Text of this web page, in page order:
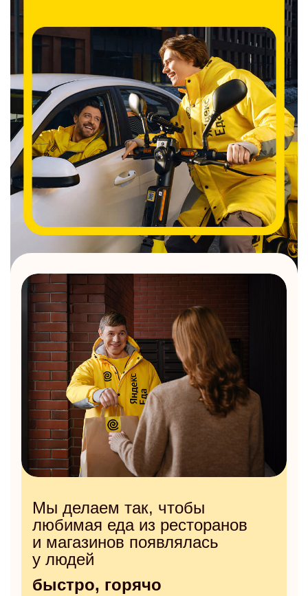
Мы делаем так, чтобы
любимая еда из ресторанов
и магазинов появлялась
у людей
быстро, горячо